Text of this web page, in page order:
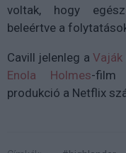
voltak, hogy
beleértve a
Cavill jelenleg aVaják
Enola Holmes-film
produkció a Netflix